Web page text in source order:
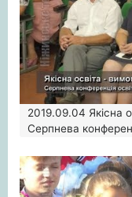
2019.09.04 Якісна
Серпнева